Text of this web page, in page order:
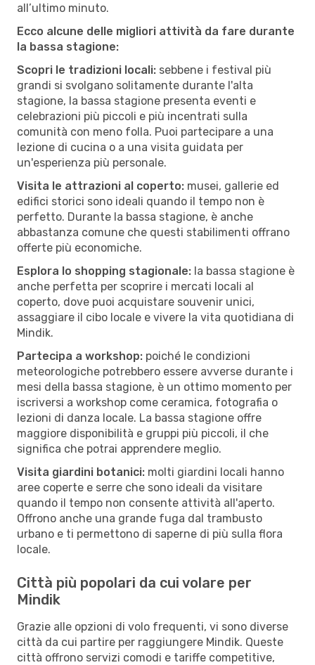
all’ultimo minuto.
Ecco alcune delle migliori attività da fare durante
la bassa stagione:
Scopri le tradizioni locali: sebbene i festival più
grandi si svolgano solitamente durante l'alta
stagione, la bassa stagione presenta eventi e
celebrazioni più piccoli e più incentrati sulla
comunità con meno folla. Puoi partecipare a una
lezione di cucina o a una visita guidata per
un'esperienza più personale.
Visita le attrazioni al coperto: musei, gallerie ed
edifici storici sono ideali quando il tempo non è
perfetto. Durante la bassa stagione, è anche
abbastanza comune che questi stabilimenti offrano
offerte più economiche.
Esplora lo shopping stagionale: la bassa stagione è
anche perfetta per scoprire i mercati locali al
coperto, dove puoi acquistare souvenir unici,
assaggiare il cibo locale e vivere la vita quotidiana di
Mindik.
Partecipa a workshop: poiché le condizioni
meteorologiche potrebbero essere avverse durante i
mesi della bassa stagione, è un ottimo momento per
iscriversi a workshop come ceramica, fotografia o
lezioni di danza locale. La bassa stagione offre
maggiore disponibilità e gruppi più piccoli, il che
significa che potrai apprendere meglio.
Visita giardini botanici: molti giardini locali hanno
aree coperte e serre che sono ideali da visitare
quando il tempo non consente attività all'aperto.
Offrono anche una grande fuga dal trambusto
urbano e ti permettono di saperne di più sulla flora
locale.
Città più popolari da cui volare per
Mindik
Grazie alle opzioni di volo frequenti, vi sono diverse
città da cui partire per raggiungere Mindik. Queste
città offrono servizi comodi e tariffe competitive,